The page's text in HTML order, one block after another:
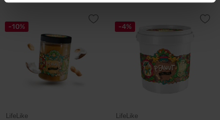
-10%
LifeLike
-4%
LifeLike